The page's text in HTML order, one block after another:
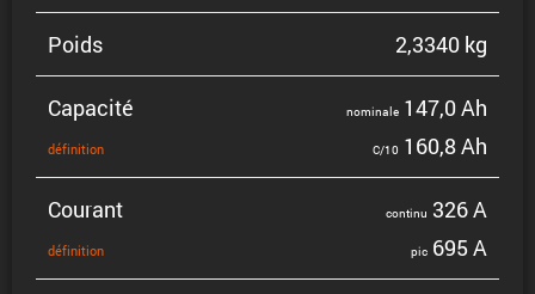
Poids 2,3340 kg
Capacité
défini­tion
nominale 147,0 Ah
C/10 160,8 Ah
Courant
défini­tion
continu 326 A
pic 695 A